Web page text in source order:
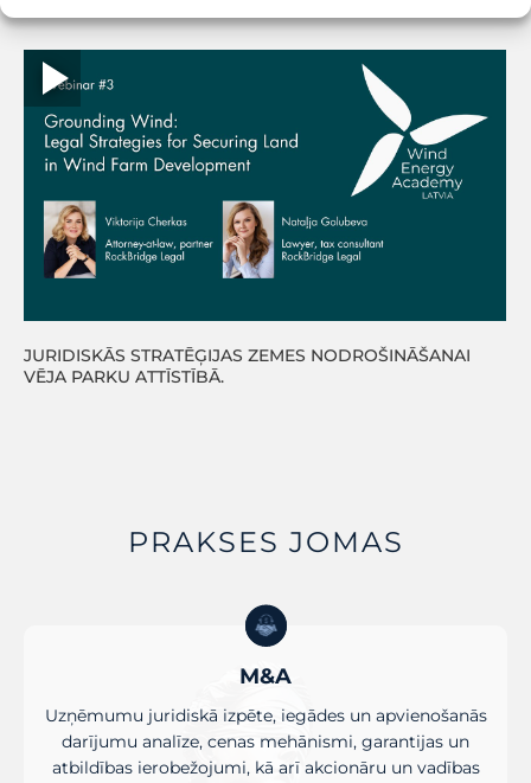
JURIDISKĀS STRATĒĢIJAS ZEMES NODROŠINĀŠANAI
VĒJA PARKU ATTĪSTĪBĀ.
PRAKSES JOMAS
M&A
Uzņēmumu juridiskā izpēte, iegādes un apvienošanās
darījumu analīze, cenas mehānismi, garantijas un
atbildības ierobežojumi, kā arī akcionāru un vadības